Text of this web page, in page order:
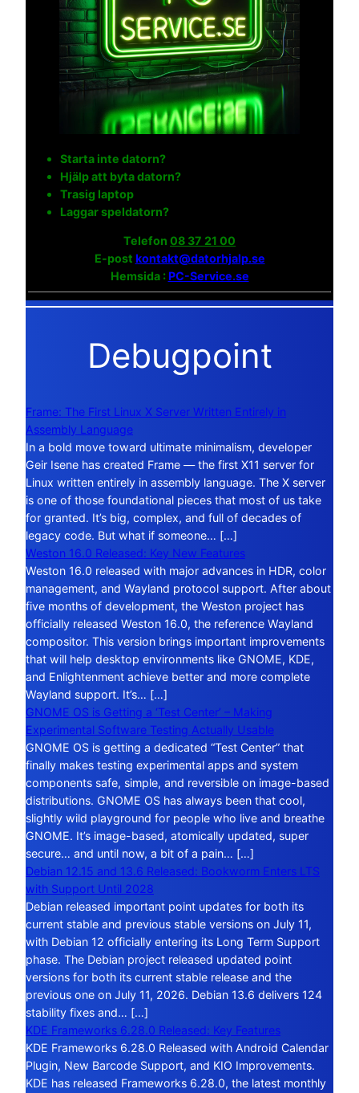
Starta inte datorn?
Hjälp att byta datorn?
Trasig laptop
Laggar speldatorn?
Telefon 08 37 21 00
E-post kontakt@datorhjalp.se
Hemsida :PC-Service.se
Debugpoint
Frame: The First Linux X Server Written Entirely in
Assembly Language
In a bold move toward ultimate minimalism, developer
Geir Isene has created Frame — the first X11 server for
Linux written entirely in assembly language. The X server
is one of those foundational pieces that most of us take
for granted. It’s big, complex, and full of decades of
legacy code. But what if someone… […]
Weston 16.0 Released: Key New Features
Weston 16.0 released with major advances in HDR, color
management, and Wayland protocol support. After about
five months of development, the Weston project has
officially released Weston 16.0, the reference Wayland
compositor. This version brings important improvements
that will help desktop environments like GNOME, KDE,
and Enlightenment achieve better and more complete
Wayland support. It’s… […]
GNOME OS is Getting a ‘Test Center’ – Making
Experimental Software Testing Actually Usable
GNOME OS is getting a dedicated “Test Center” that
finally makes testing experimental apps and system
components safe, simple, and reversible on image-based
distributions. GNOME OS has always been that cool,
slightly wild playground for people who live and breathe
GNOME. It’s image-based, atomically updated, super
secure… and until now, a bit of a pain… […]
Debian 12.15 and 13.6 Released: Bookworm Enters LTS
with Support Until 2028
Debian released important point updates for both its
current stable and previous stable versions on July 11,
with Debian 12 officially entering its Long Term Support
phase. The Debian project released updated point
versions for both its current stable release and the
previous one on July 11, 2026. Debian 13.6 delivers 124
stability fixes and… […]
KDE Frameworks 6.28.0 Released: Key Features
KDE Frameworks 6.28.0 Released with Android Calendar
Plugin, New Barcode Support, and KIO Improvements.
KDE has released Frameworks 6.28.0, the latest monthly